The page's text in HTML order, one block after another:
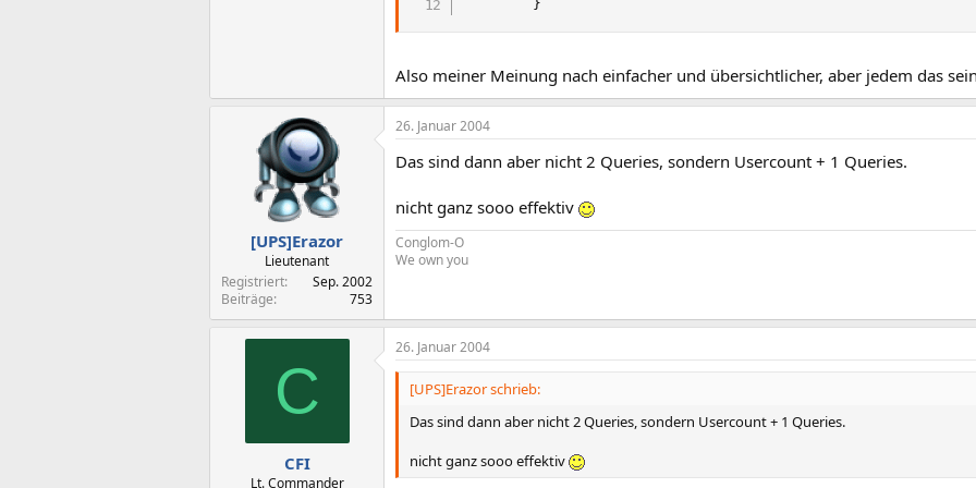
}
Also meiner Meinung nach einfacher und übersichtlicher, aber jedem das
[UPS]Erazor
Lieutenant
Registriert
Sep. 2002
Beiträge
753
26. Januar 2004
Das sind dann aber nicht 2 Queries, sondern Usercount + 1 Queries.
nicht ganz sooo effektiv
Conglom-O
We own you
C
CFI
Lt. Commander
26. Januar 2004
[UPS]Erazor schrieb:
Das sind dann aber nicht 2 Queries, sondern Usercount + 1 Queries.
nicht ganz sooo effektiv